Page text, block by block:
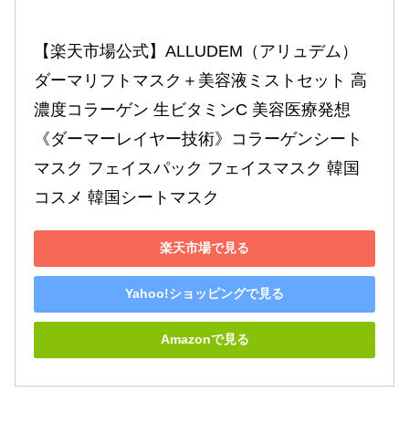
【楽天市場公式】ALLUDEM（アリュデム）
ダーマリフトマスク＋美容液ミストセット 高
濃度コラーゲン 生ビタミンC 美容医療発想
《ダーマーレイヤー技術》コラーゲンシート
マスク フェイスパック フェイスマスク 韓国
コスメ 韓国シートマスク
楽天市場で見る
Yahoo!ショッピングで見る
Amazonで見る